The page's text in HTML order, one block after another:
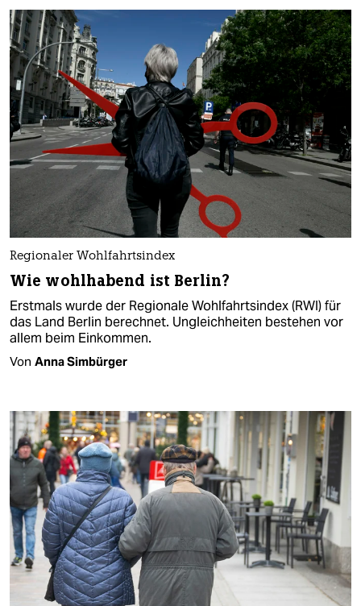
Regionaler Wohlfahrtsindex
Wie wohlhabend ist Berlin?
Erstmals wurde der Regionale Wohlfahrtsindex (RWI) für
das Land Berlin berechnet. Ungleichheiten bestehen vor
allem beim Einkommen.
Von Anna Simbürger